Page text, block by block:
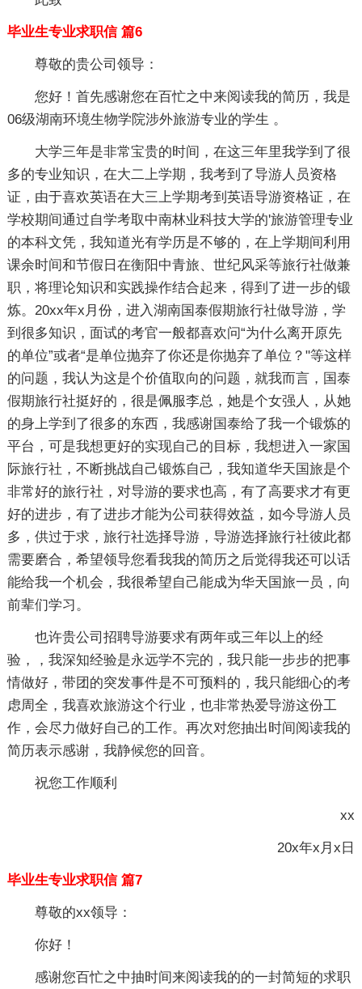
毕业生专业求职信 篇6
尊敬的贵公司领导：
您好！首先感谢您在百忙之中来阅读我的简历，我是
06级湖南环境生物学院涉外旅游专业的学生 。
大学三年是非常宝贵的时间，在这三年里我学到了很
多的专业知识，在大二上学期，我考到了导游人员资格
证，由于喜欢英语在大三上学期考到英语导游资格证，在
学校期间通过自学考取中南林业科技大学的'旅游管理专业
的本科文凭，我知道光有学历是不够的，在上学期间利用
课余时间和节假日在衡阳中青旅、世纪风采等旅行社做兼
职，将理论知识和实践操作结合起来，得到了进一步的锻
炼。20xx年x月份，进入湖南国泰假期旅行社做导游，学
到很多知识，面试的考官一般都喜欢问“为什么离开原先
的单位”或者“是单位抛弃了你还是你抛弃了单位？"等这样
的问题，我认为这是个价值取向的问题，就我而言，国泰
假期旅行社挺好的，很是佩服李总，她是个女强人，从她
的身上学到了很多的东西，我感谢国泰给了我一个锻炼的
平台，可是我想更好的实现自己的目标，我想进入一家国
际旅行社，不断挑战自己锻炼自己，我知道华天国旅是个
非常好的旅行社，对导游的要求也高，有了高要求才有更
好的进步，有了进步才能为公司获得效益，如今导游人员
多，供过于求，旅行社选择导游，导游选择旅行社彼此都
需要磨合，希望领导您看我我的简历之后觉得我还可以话
能给我一个机会，我很希望自己能成为华天国旅一员，向
前辈们学习。
也许贵公司招聘导游要求有两年或三年以上的经
验，，我深知经验是永远学不完的，我只能一步步的把事
情做好，带团的突发事件是不可预料的，我只能细心的考
虑周全，我喜欢旅游这个行业，也非常热爱导游这份工
作，会尽力做好自己的工作。再次对您抽出时间阅读我的
简历表示感谢，我静候您的回音。
祝您工作顺利
xx
20x年x月x日
毕业生专业求职信 篇7
尊敬的xx领导：
你好！
感谢您百忙之中抽时间来阅读我的的一封简短的求职